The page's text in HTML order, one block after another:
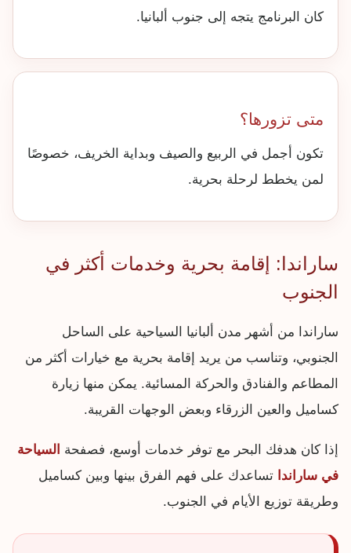
كان البرنامج يتجه إلى جنوب ألبانيا.
متى تزورها؟
تكون أجمل في الربيع والصيف وبداية الخريف، خصوصًا
لمن يخطط لرحلة بحرية.
ساراندا: إقامة بحرية وخدمات أكثر في
الجنوب
ساراندا من أشهر مدن ألبانيا السياحية على الساحل
الجنوبي، وتناسب من يريد إقامة بحرية مع خيارات أكثر من
المطاعم والفنادق والحركة المسائية. يمكن منها زيارة
كساميل والعين الزرقاء وبعض الوجهات القريبة.
إذا كان هدفك البحر مع توفر خدمات أوسع، فصفحة السياحة
في ساراندا تساعدك على فهم الفرق بينها وبين كساميل
وطريقة توزيع الأيام في الجنوب.